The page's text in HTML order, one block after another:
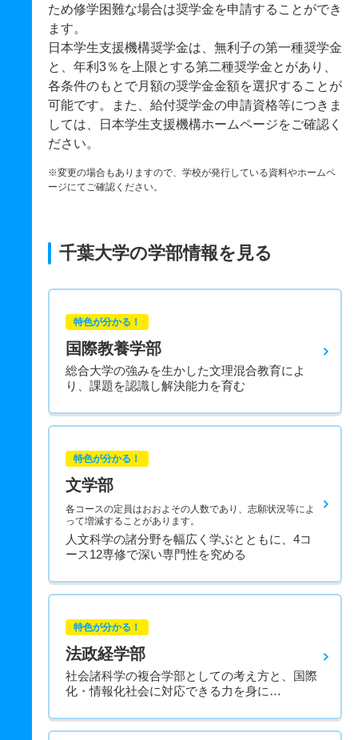
ため修学困難な場合は奨学金を申請することができ
ます。
日本学生支援機構奨学金は、無利子の第一種奨学金
と、年利3％を上限とする第二種奨学金とがあり、
各条件のもとで月額の奨学金金額を選択することが
可能です。また、給付奨学金の申請資格等につきま
しては、日本学生支援機構ホームページをご確認く
ださい。
※変更の場合もありますので、学校が発行している資料やホームペ
ージにてご確認ください。
千葉大学の学部情報を見る
特色が分かる！
国際教養学部
総合大学の強みを生かした文理混合教育によ
り、課題を認識し解決能力を育む
特色が分かる！
文学部
各コースの定員はおおよその人数であり、志願状況等によ
って増減することがあります。
人文科学の諸分野を幅広く学ぶとともに、4コ
ース12専修で深い専門性を究める
特色が分かる！
法政経学部
社会諸科学の複合学部としての考え方と、国際
化・情報化社会に対応できる力を身に…